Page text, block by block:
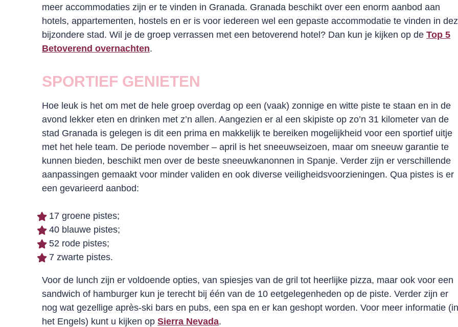
meer accommodaties zijn er te vinden in Granada. Granada beschikt over een enorm aanbod aan
hotels, appartementen, hostels en er is voor iedereen wel een gepaste accommodatie te vinden in
bijzondere stad. Wil je de groep verrassen met een betoverend hotel? Dan kun je kijken op de Top 5
Betoverend overnachten.
SPORTIEF GENIETEN
Hoe leuk is het om met de hele groep overdag op een (vaak) zonnige en witte piste te staan en in de
avond lekker eten en drinken met z’n allen. Aangezien er al een skipiste op zo’n 31 kilometer van de
stad Granada is gelegen is dit een prima en makkelijk te bereiken mogelijkheid voor een sportief uitje
met het hele team. De periode november – april is het sneeuwseizoen, maar om sneeuw garantie te
kunnen bieden, beschikt men over de beste sneeuwkanonnen in Spanje. Verder zijn er verschillende
aanpassingen gemaakt voor minder validen en ook diverse veiligheidsvoorzieningen. Qua pistes is er
een gevarieerd aanbod:
17 groene pistes;
40 blauwe pistes;
52 rode pistes;
7 zwarte pistes.
Voor de lunch zijn er voldoende opties, van spiesjes van de gril tot heerlijke pizza, maar ook voor een
sandwich of hamburger kun je terecht bij één van de 10 eetgelegenheden op de piste. Verder zijn er
nog wat gezellige après-ski bars en pubs, een spa en er kan geshopt worden. Voor meer informatie (in
het Engels) kunt u kijken op Sierra Nevada.